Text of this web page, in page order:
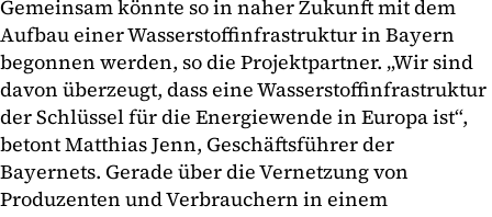
Gemeinsam könnte so in naher Zukunft mit dem
Aufbau einer Wasserstoffinfrastruktur in Bayern
begonnen werden, so die Projektpartner. „Wir sind
davon überzeugt, dass eine Wasserstoffinfrastruktur
der Schlüssel für die Energiewende in Europa ist“,
betont Matthias Jenn, Geschäftsführer der
Bayernets. Gerade über die Vernetzung von
Produzenten und Verbrauchern in einem